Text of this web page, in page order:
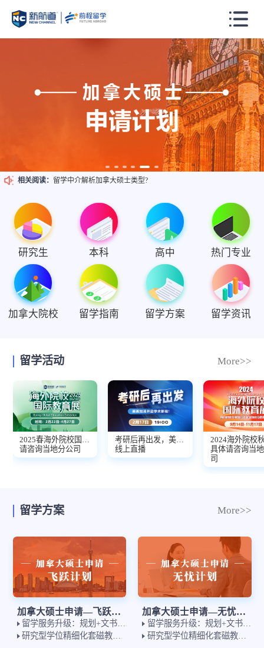
相关阅读：
出国留学申请加拿大如何选择博士生推荐人?
留学中介盘点加拿大硕士课程类型?
加拿大硕士博士生申请如何选择合适的推荐人?
留学申请加拿大硕士毕业后有哪些利好呢?
留学中介解析加拿大硕士类型?
研究生 本科 高中 热门专业
加拿大院校 留学指南 留学方案 留学资讯
留学活动 More>>
2025春海外院校国际教育展重磅启航！
请咨询当地分公司
考研后再出发，美英加港开启学术新程！
线上直播
具体请咨询当
司
留学方案 More>>
加拿大硕士申请—飞跃计划
留学服务升级：规划+文书双师制
研究型学位精细化套磁教授匹配
加拿大硕士申请—无忧计划
留学服务升级：规划+文书双师制
研究型学位精细化套磁教授匹配